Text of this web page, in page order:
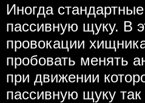
Иногда
пассивную щуку. В
провокации
пробовать менять
при движении
пассивную щуку